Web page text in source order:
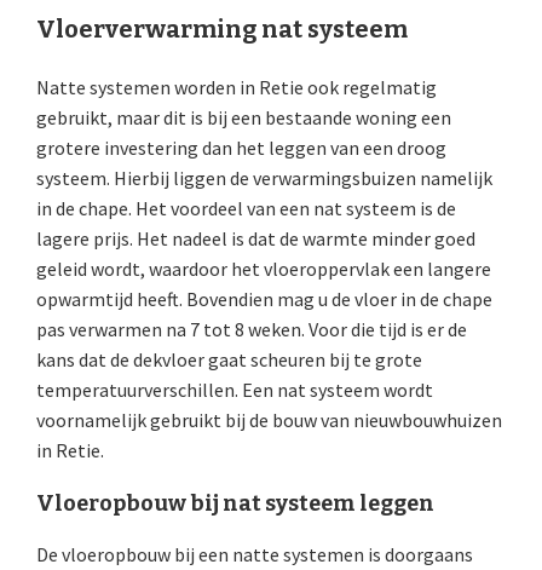
Vloerverwarming nat systeem
Natte systemen worden in Retie ook regelmatig
gebruikt, maar dit is bij een bestaande woning een
grotere investering dan het leggen van een droog
systeem. Hierbij liggen de verwarmingsbuizen namelijk
in de chape. Het voordeel van een nat systeem is de
lagere prijs. Het nadeel is dat de warmte minder goed
geleid wordt, waardoor het vloeroppervlak een langere
opwarmtijd heeft. Bovendien mag u de vloer in de chape
pas verwarmen na 7 tot 8 weken. Voor die tijd is er de
kans dat de dekvloer gaat scheuren bij te grote
temperatuurverschillen. Een nat systeem wordt
voornamelijk gebruikt bij de bouw van nieuwbouwhuizen
in Retie.
Vloeropbouw bij nat systeem leggen
De vloeropbouw bij een natte systemen is doorgaans